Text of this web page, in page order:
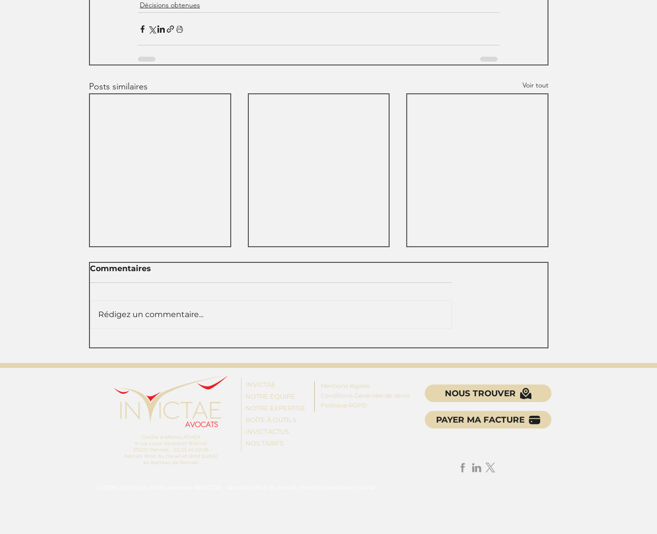
Décisions obtenues
Posts similaires Voir tout
annulation du
dénonciation de
harcèlement moral de
bonne foi et harcèlement
avéré.
: la salariée obtient 19
réparation
démission en prise d'acte
de son forfait jours
Commentaires
Rédigez un commentaire...
INVICTAE
NOTRE ÉQUIPE
NOTRE EXPERTISE
BOÎTE À OUTILS
INVICT'ACTUS
NOS TARIFS
Mentions légales
Conditions Générales de Vente
Politique RGPD
NOUS TROUVER
PAYER MA FACTURE
Centre d'affaires ATHEA
9 rue Louis Kerautret Botmel
- 35200 Rennes - 02.23.45.02.06 -
Avocats droit du travail et droit public
au barreau de Rennes